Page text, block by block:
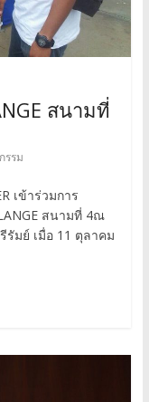
สนามที่
รรม
เข้าร่วมการ
สนามที่ 4ณ
รัมย์ เมื่อ 11 ตุลาคม